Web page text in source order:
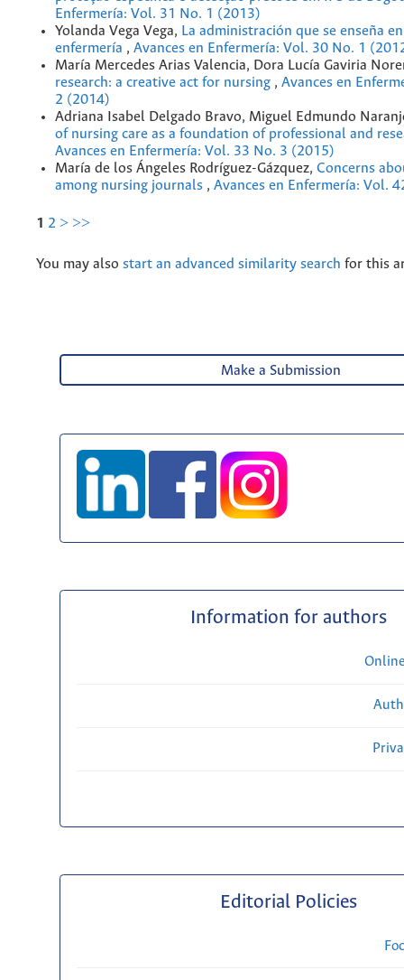
Enfermería: Vol. 31 No. 1 (2013)
Yolanda Vega Vega, La administración que se enseña
enfermería , Avances en Enfermería: Vol. 30 No. 1
María Mercedes Arias Valencia, Dora Lucía Gaviria
research: a creative act for nursing , Avances en
2 (2014)
Adriana Isabel Delgado Bravo, Miguel Edmundo
of nursing care as a foundation of professional and
Avances en Enfermería: Vol. 33 No. 3 (2015)
María de los Ángeles Rodríguez-Gázquez, Concerns
among nursing journals , Avances en Enfermería: Vol.
1 2 > >>
You may also start an advanced similarity search for this
Make a Submission
Information for authors
Editorial Policies